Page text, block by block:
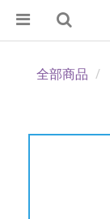
全部商品